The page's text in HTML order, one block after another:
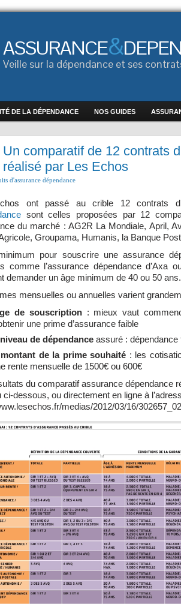
ASSURANCE&
Veille sur la dépendance et ses
DE LA DÉPENDANCE NOS GUIDES
Un comparatif de 12 contrats
réalisé par Les Echos
d'assurance dépendance
ont passé au crible 12 contrats
sont celles proposées par 12
du marché : AG2R La Mondiale, April,
Groupama, Humanis, la Banque
minimum pour souscrire une assurance
comme l’assurance dépendance d’Axa
demander un âge minimum de 40 ou 50 ans.
mensuelles ou annuelles varient
de souscription: mieux vaut
une prime d’assurance faible
niveau de dépendance assuré : dépendance
montant de la prime souhaité : les
rente mensuelle de 1500€ ou 600€
du comparatif assurance dépendance
ci-dessous, ou directement en ligne à
medias/2012/03/16/